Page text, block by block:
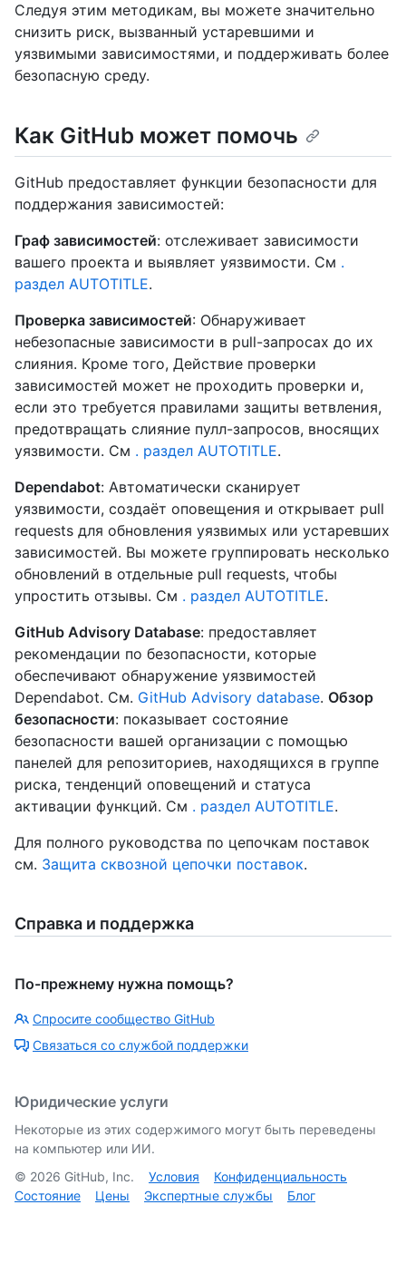
Следуя этим методикам, вы можете значительно
снизить риск, вызванный устаревшими и
уязвимыми зависимостями, и поддерживать более
безопасную среду.
Как GitHub может помочь
GitHub предоставляет функции безопасности для
поддержания зависимостей:
Граф зависимостей: отслеживает зависимости
вашего проекта и выявляет уязвимости. См .
раздел AUTOTITLE.
Проверка зависимостей: Обнаруживает
небезопасные зависимости в pull-запросах до их
слияния. Кроме того, Действие проверки
зависимостей может не проходить проверки и,
если это требуется правилами защиты ветвления,
предотвращать слияние пулл-запросов, вносящих
уязвимости. См . раздел AUTOTITLE.
Dependabot: Автоматически сканирует
уязвимости, создаёт оповещения и открывает pull
requests для обновления уязвимых или устаревших
зависимостей. Вы можете группировать несколько
обновлений в отдельные pull requests, чтобы
упростить отзывы. См . раздел AUTOTITLE.
GitHub Advisory Database: предоставляет
рекомендации по безопасности, которые
обеспечивают обнаружение уязвимостей
Dependabot. См. GitHub Advisory database. Обзор
безопасности: показывает состояние
безопасности вашей организации с помощью
панелей для репозиториев, находящихся в группе
риска, тенденций оповещений и статуса
активации функций. См . раздел AUTOTITLE.
Для полного руководства по цепочкам поставок
см. Защита сквозной цепочки поставок.
Справка и поддержка
По-прежнему нужна помощь?
Спросите сообщество GitHub
Связаться со службой поддержки
Юридические услуги
Некоторые из этих содержимого могут быть переведены
на компьютер или ИИ.
© 2026 GitHub, Inc. Условия
Конфиденциальность
Состояние
Цены Экспертные службы Блог